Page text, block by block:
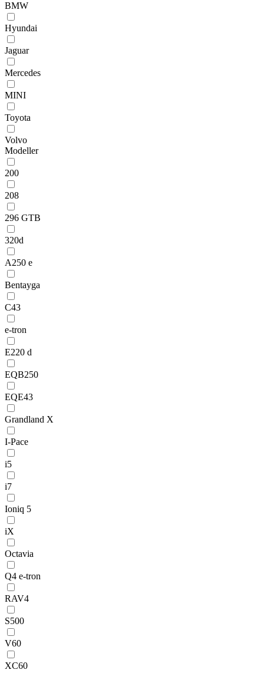
BMW
Hyundai
Jaguar
Mercedes
MINI
Toyota
Volvo
Modeller
200
208
296 GTB
320d
A250 e
Bentayga
C43
e-tron
E220 d
EQB250
EQE43
Grandland X
I-Pace
i5
i7
Ioniq 5
iX
Octavia
Q4 e-tron
RAV4
S500
V60
XC60